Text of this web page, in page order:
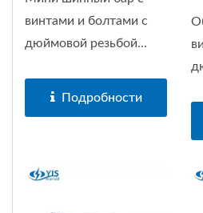
винтами и болтами с
дюймовой резьбой...
Подробности